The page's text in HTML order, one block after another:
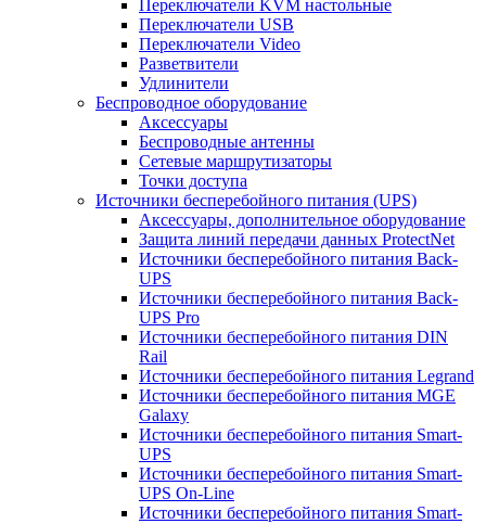
Переключатели KVM настольные
Переключатели USB
Переключатели Video
Разветвители
Удлинители
Беспроводное оборудование
Аксессуары
Беспроводные антенны
Сетевые маршрутизаторы
Точки доступа
Источники бесперебойного питания (UPS)
Аксессуары, дополнительное оборудование
Защита линий передачи данных ProtectNet
Источники бесперебойного питания Back-
UPS
Источники бесперебойного питания Back-
UPS Pro
Источники бесперебойного питания DIN
Rail
Источники бесперебойного питания Legrand
Источники бесперебойного питания MGE
Galaxy
Источники бесперебойного питания Smart-
UPS
Источники бесперебойного питания Smart-
UPS On-Line
Источники бесперебойного питания Smart-